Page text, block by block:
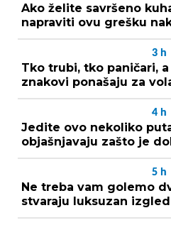
Ako želite savršeno
napraviti ovu grešku
3 h
Tko trubi, tko paničari,
znakovi ponašaju za
4 h
Jedite ovo nekoliko
objašnjavaju zašto je
5 h
Ne treba vam golemo
stvaraju luksuzan izgled